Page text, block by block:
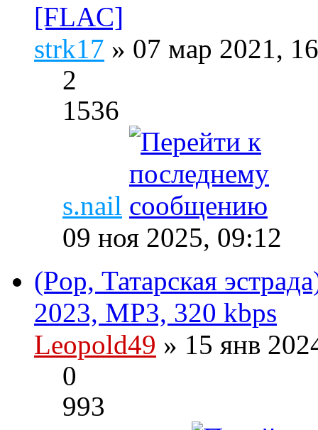
[FLAC]
strk17 » 07 мар 2021,
2
1536
s.nail
09 ноя 2025, 09:12
(Pop, Татарская
2023, MP3, 320 kbps
Leopold49 » 15 янв
0
993